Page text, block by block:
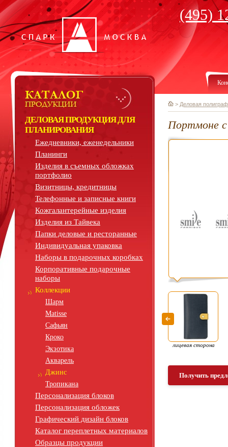
(495)
ДЕЛОВАЯ ПРОДУКЦИЯ ДЛЯ
ПЛАНИРОВАНИЯ
Ежедневники, еженедельники
Планинги
Изделия в съемных обложках
портфолио
Визитницы, кредитницы
Телефонные и записные книги
Кожгалантерейные изделия
Изделия из Тайвека
Папки деловые и ресторанные
Индивидуальная упаковка
Наборы в подарочных коробках
Корпоративные подарочные
наборы
Коллекции
Шарм
Matisse
Сафьян
Кроко
Экзотика
Акварель
Джинс
Тропикана
Персонализация блоков
Персонализация обложек
Графический дизайн блоков
Каталог переплетных материалов
Образцы продукции
> Деловая
Портмоне с
лицевая сторона
Получить